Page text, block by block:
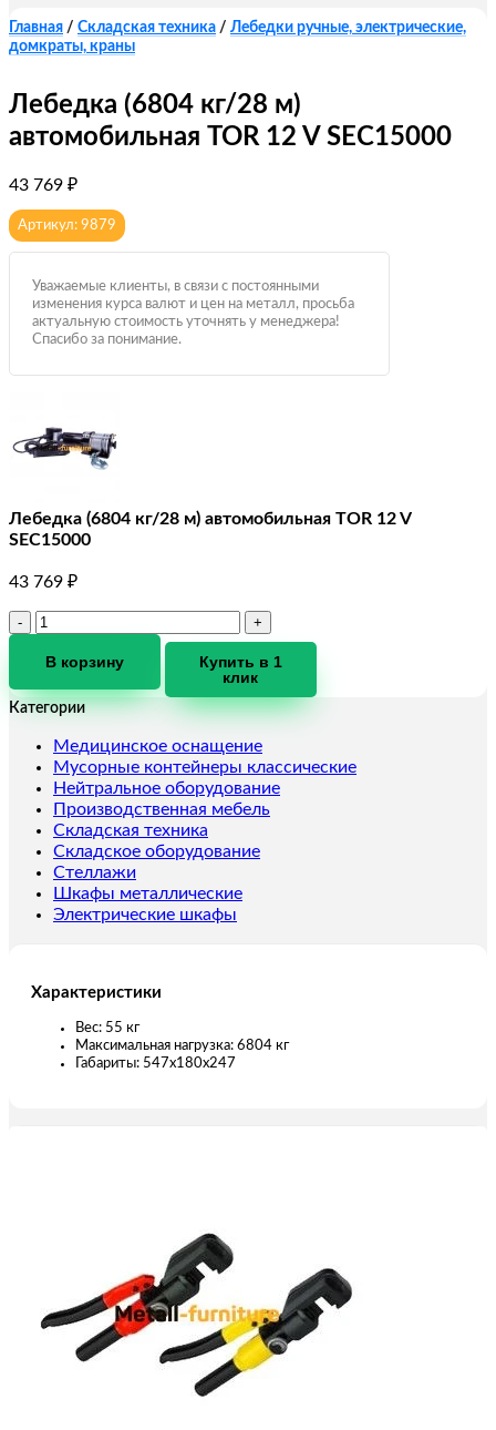
Главная / Складская техника / Лебедки ручные, электрические,
домкраты, краны
Лебедка (6804 кг/28 м)
автомобильная TOR 12 V SEC15000
43 769 ₽
Артикул: 9879
Уважаемые клиенты, в связи с постоянными
изменения курса валют и цен на металл, просьба
актуальную стоимость уточнять у менеджера!
Спасибо за понимание.
Лебедка (6804 кг/28 м) автомобильная TOR 12 V
SEC15000
43 769 ₽
Количество
Лебедка
кг/28
автомобильная
TOR
12
V
SEC15000
В корзину
Купить в 1
клик
Категории
Медицинское оснащение
Мусорные контейнеры классические
Нейтральное оборудование
Производственная мебель
Складская техника
Складское оборудование
Стеллажи
Шкафы металлические
Электрические шкафы
Характеристики
Вес: 55 кг
Максимальная нагрузка: 6804 кг
Габариты: 547х180х247